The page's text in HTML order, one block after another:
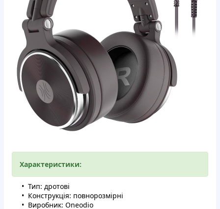
Характеристики:
Тип: дротові
Конструкція: повнорозмірні
Виробник: Oneodio